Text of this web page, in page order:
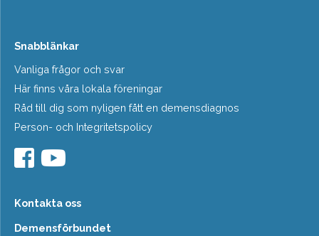
Snabblänkar
Vanliga frågor och svar
Här finns våra lokala föreningar
Råd till dig som nyligen fått en demensdiagnos
Person- och Integritetspolicy
Kontakta oss
Demensförbundet